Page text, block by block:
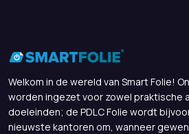
Welkom in de wereld van Smart Folie!
worden ingezet voor zowel praktische
doeleinden; de PDLC Folie wordt
nieuwste kantoren om, wanneer